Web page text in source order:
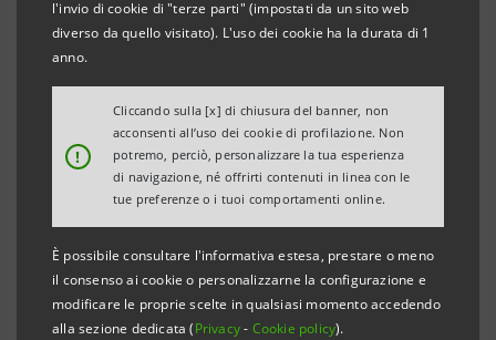
l'invio di cookie di "terze parti" (impostati da un sito web
diverso da quello visitato). L'uso dei cookie ha la durata di 1
anno.
!
Cliccando sulla [x] di chiusura del banner, non
acconsenti all’uso dei cookie di profilazione. Non
potremo, perciò, personalizzare la tua esperienza
di navigazione, né offrirti contenuti in linea con le
tue preferenze o i tuoi comportamenti online.
È possibile consultare l'informativa estesa, prestare o meno
il consenso ai cookie o personalizzarne la configurazione e
modificare le proprie scelte in qualsiasi momento accedendo
alla sezione dedicata (Privacy- Cookie policy).
CON BANCA5 SI POTRANNO PRELEVARE CONTANTI
PRESSO LE TABACCHERIE CONVENZIONATE
Con le carte Intesa Sanpaolo del circuito Maestro,
MasterCard, Visa o Visa Electron ora sarà possibile
effettuare operazioni di prelievo contante presso
le tabaccherie convenzionate con Banca5